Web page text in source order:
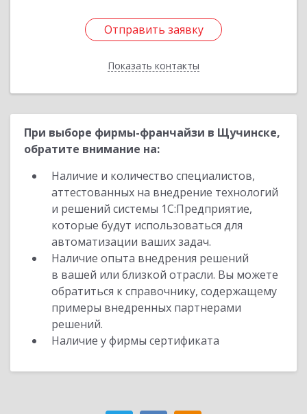
Отправить заявку
Показать контакты
Отправить заявку
Назад
При выборе фирмы-франчайзи в Щучинске,
обратите внимание на:
Наличие и количество специалистов,
аттестованных на внедрение технологий
и решений системы 1С:Предприятие,
которые будут использоваться для
автоматизации ваших задач.
Наличие опыта внедрения решений
в вашей или близкой отрасли. Вы можете
обратиться к справочнику, содержащему
примеры внедренных партнерами
решений.
Наличие у фирмы сертификата